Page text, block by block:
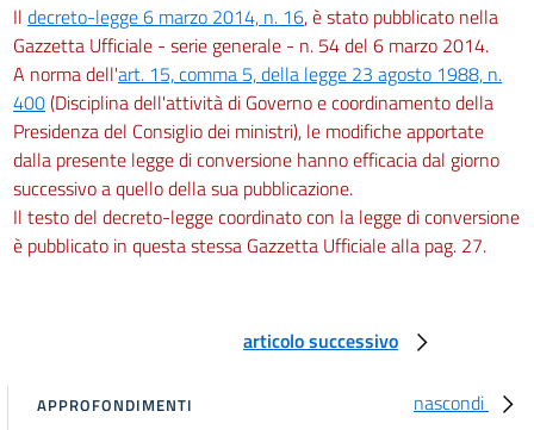
Il decreto-legge 6 marzo 2014, n. 16, è stato pubblicato nella
Gazzetta Ufficiale - serie generale - n. 54 del 6 marzo 2014.
A norma dell'art. 15, comma 5, della legge 23 agosto 1988, n.
400(Disciplina dell'attività di Governo e coordinamento della
Presidenza del Consiglio dei ministri), le modifiche apportate
dalla presente legge di conversione hanno efficacia dal giorno
successivo a quello della sua pubblicazione.
Il testo del decreto-legge coordinato con la legge di conversione
è pubblicato in questa stessa Gazzetta Ufficiale alla pag. 27.
articolo successivo
nascondi
APPROFONDIMENTI